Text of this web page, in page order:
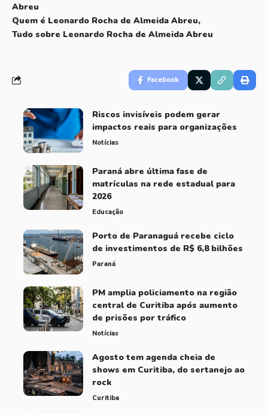
Abreu
Quem é Leonardo Rocha de Almeida Abreu
Tudo sobre Leonardo Rocha de Almeida Abreu
Facebook
Riscos invisíveis podem gerar
impactos reais para organizações
Notícias
Paraná abre última fase de
matrículas na rede estadual para
2026
Educação
Porto de Paranaguá recebe ciclo
de investimentos de R$ 6,8 bilhões
Paraná
PM amplia policiamento na região
central de Curitiba após aumento
de prisões por tráfico
Notícias
Agosto tem agenda cheia de
shows em Curitiba, do sertanejo ao
rock
Curitiba